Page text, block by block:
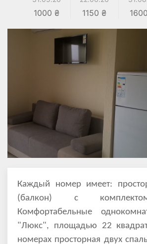
1000 ₴ 1150 ₴
Каждый номер имеет:
(балкон) с
Комфортабельные
"Люкс", площадью 22
номерах просторная двух